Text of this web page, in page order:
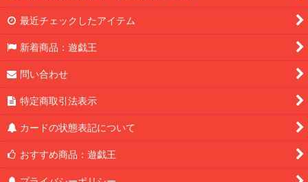
最近チェックしたアイテム
新着商品：遊戯王
問い合わせ
特定商取引法表示
カードの状態表記について
おすすめ商品：遊戯王